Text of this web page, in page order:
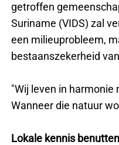
getroffen
Suriname (VIDS) zal
een milieuprobleem,
bestaanszekerheid
"Wij leven in
Wanneer die natuur
Lokale kennis benutten